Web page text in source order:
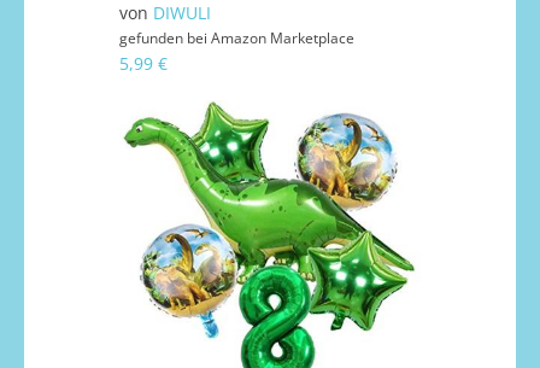
von DIWULI
gefunden bei Amazon Marketplace
5,99 €